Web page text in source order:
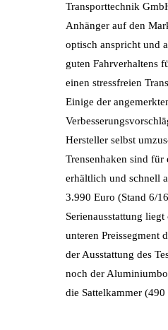
Transporttechnik
Anhänger auf den
optisch anspricht und
guten Fahrverhaltens
einen stressfreien
Einige der
Hersteller selbst
Trensenhaken sind für
erhältlich und schnell
3.990 Euro (Stand 6/
Serienausstattung
unteren Preissegment
der Ausstattung des
noch der
die Sattelkammer